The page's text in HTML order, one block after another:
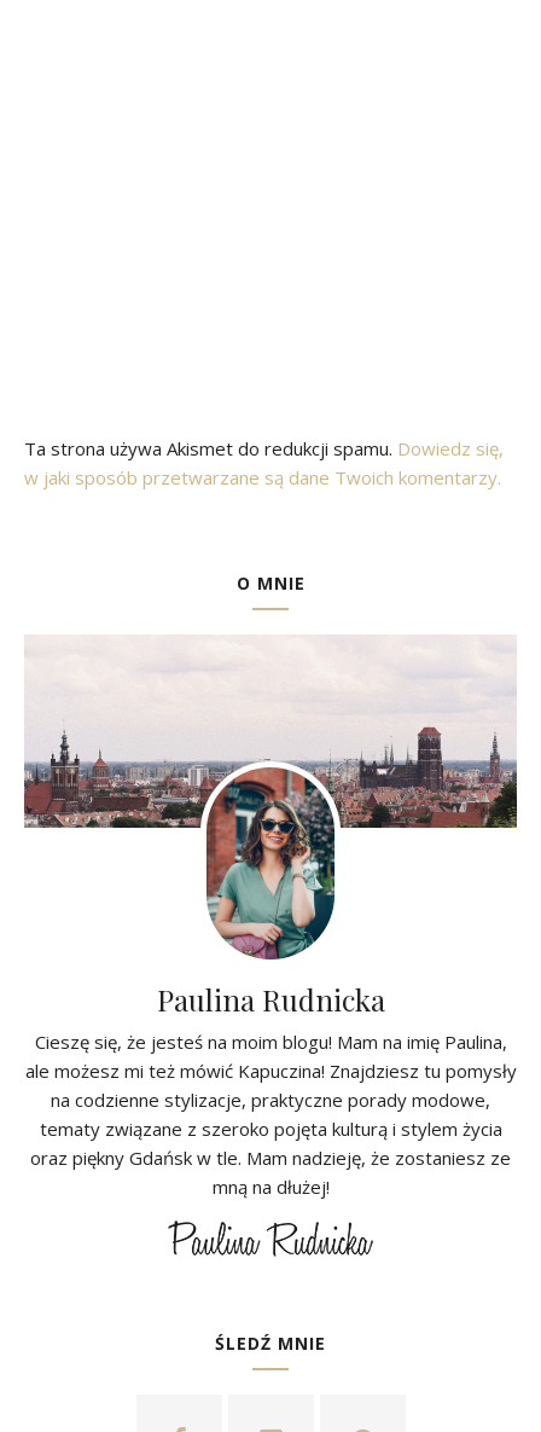
Ta strona używa Akismet do redukcji spamu. Dowiedz się,
w jaki sposób przetwarzane są dane Twoich komentarzy.
O MNIE
Paulina Rudnicka
Cieszę się, że jesteś na moim blogu! Mam na imię Paulina,
ale możesz mi też mówić Kapuczina! Znajdziesz tu pomysły
na codzienne stylizacje, praktyczne porady modowe,
tematy związane z szeroko pojęta kulturą i stylem życia
oraz piękny Gdańsk w tle. Mam nadzieję, że zostaniesz ze
mną na dłużej!
ŚLEDŹ MNIE